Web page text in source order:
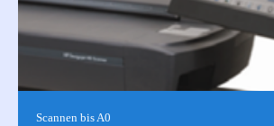
Scannen bis A0